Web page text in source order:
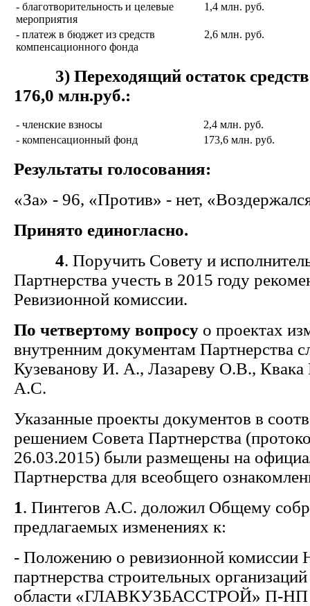
- благотворительность и целевые
мероприятия
1,4 млн. руб.
- платеж в бюджет из средств
компенсационного фонда
2,6 млн. руб.
3) Переходящий остаток средств
176,0 млн.руб.:
- членские взносы
2,4 млн. руб.
- компенсационный фонд
173,6 млн. руб.
Результаты голосования:
«За» - 96, «Против» - нет,
Принято единогласно.
4. Поручить Совету и
Партнерства учесть в 2015 году
Ревизионной комиссии.
По четвертому вопросу о проектах
внутренним документам Партнерства
Кузеванову И. А., Лазареву О.В., Квака
А.С.
Указанные проекты документов в
решением Совета Партнерства
26.03.2015) были размещены на
Партнерства для всеобщего
1. Пинтегов А.С. доложил Общему
предлагаемых изменениях к:
- Положению о ревизионной комиссии
партнерства строительных
области «ГЛАВКУЗБАССТРОЙ» П-НП